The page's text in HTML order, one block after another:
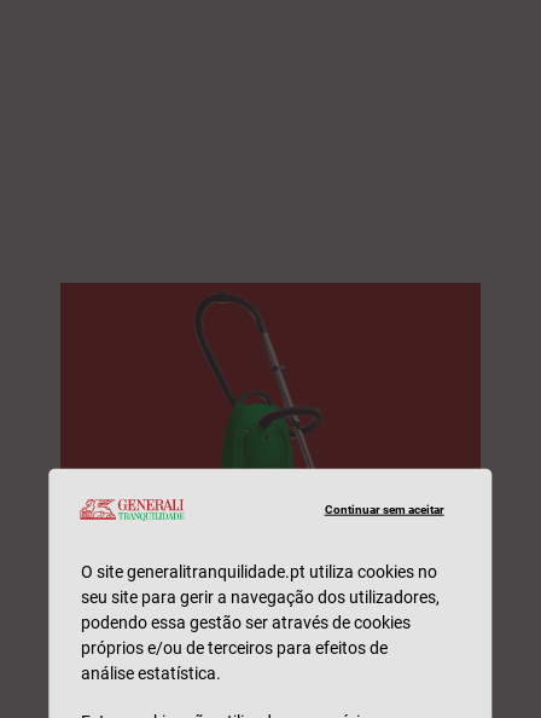
EMPREGADOS DOMÉSTICOS
Peça uma simulação e seja contactado(a) por um
profissional. Sem compromisso.
Nome*
Continuar sem aceitar
O site generalitranquilidade.pt utiliza cookies no
seu site para gerir a navegação dos utilizadores,
podendo essa gestão ser através de cookies
próprios e/ou de terceiros para efeitos de
análise estatística.